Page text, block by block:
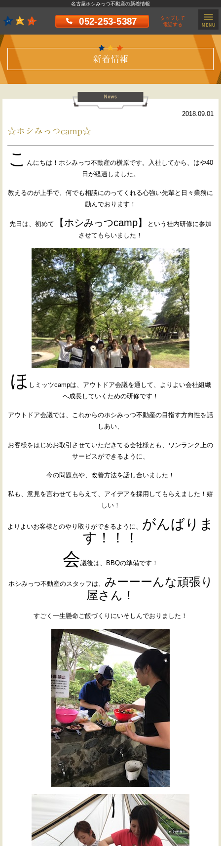
名古屋ホシみっつ不動産の新着情報
052-253-5387
タップして
電話する
新着情報
2018.09.01
☆ホシみっつcamp☆
こ
んにちは！ホシみっつ不動産の横原です。入社してから、はや40
日が経過しました。
教えるのが上手で、何でも相談にのってくれる心強い先輩と日々業務に
励んでおります！
先日は、初めて 【ホシみっつcamp】
という社内研修に参加
させてもらいました！
ほ しミッツcampは、アウトドア会議を通して、よりよい会社組織
へ成長していくための研修です！
アウトドア会議では、これからのホシみっつ不動産の目指す方向性を話
しあい、
お客様をはじめお取引させていただきてる会社様とも、ワンランク上の
サービスができるように、
今の問題点や、改善方法を話し合いました！
私も、意見を言わせてもらえて、アイデアを採用してもらえました！嬉
しい！
よりよいお客様とのやり取りができるように、 がんばりま
す！！！
会議後は、BBQの準備です！
ホシみっつ不動産のスタッフは、 みーーーんな頑張り
屋さん！
すごく一生懸命ご飯づくりにいそしんでおりました！